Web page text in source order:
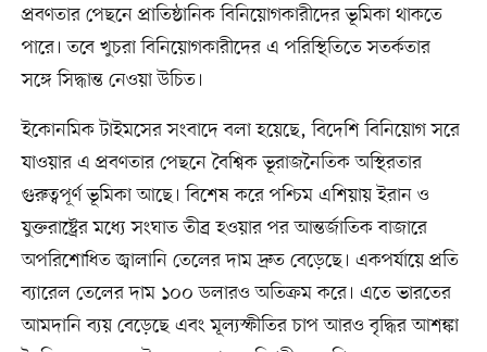
প্রবণতার পেছনে প্রাতিষ্ঠানিক বিনিয়োগকারীদের ভূমিকা থাকতে
পারে। তবে খুচরা বিনিয়োগকারীদের এ পরিস্থিতিতে সতর্কতার
সঙ্গে সিদ্ধান্ত নেওয়া উচিত।
ইকোনমিক টাইমসের সংবাদে বলা হয়েছে, বিদেশি বিনিয়োগ সরে
যাওয়ার এ প্রবণতার পেছনে বৈশ্বিক ভূরাজনৈতিক অস্থিরতার
গুরুত্বপূর্ণ ভূমিকা আছে। বিশেষ করে পশ্চিম এশিয়ায় ইরান ও
যুক্তরাষ্ট্রের মধ্যে সংঘাত তীব্র হওয়ার পর আন্তর্জাতিক বাজারে
অপরিশোধিত জ্বালানি তেলের দাম দ্রুত বেড়েছে। একপর্যায়ে প্রতি
ব্যারেল তেলের দাম ১০০ ডলারও অতিক্রম করে। এতে ভারতের
আমদানি ব্যয় বেড়েছে এবং মূল্যস্ফীতির চাপ আরও বৃদ্ধির আশঙ্কা